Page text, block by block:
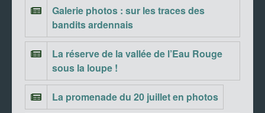
Galerie photos : sur les traces des
bandits ardennais
La réserve de la vallée de l’Eau Rouge
sous la loupe !
La promenade du 20 juillet en photos